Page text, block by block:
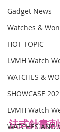
Gadget News
Watches &
HOT TOPIC
LVMH Watch
WATCHES &
SHOWCASE
LVMH Watch
WATCHES AND
法式針畫